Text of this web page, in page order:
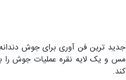
جدید ترین فن آوری برای جوش
مس و یک لایه نقره عملیات جوش را
کند.